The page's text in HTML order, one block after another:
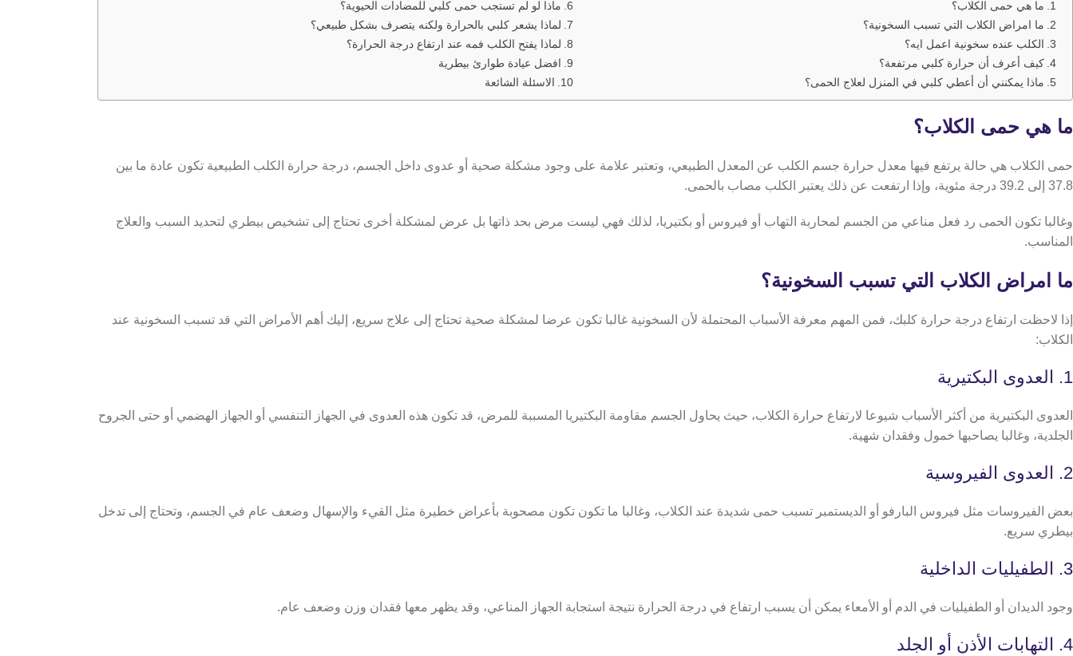
ما هي حمى الكلاب؟
ما امراض الكلاب التي تسبب السخونية؟
الكلب عنده سخونية اعمل ايه؟
كيف أعرف أن حرارة كلبي مرتفعة؟
ماذا يمكنني أن أعطي كلبي في المنزل لعلاج الحمى؟
ماذا لو لم تستجب حمى كلبي للمضادات الحيوية؟
لماذا يشعر كلبي بالحرارة ولكنه يتصرف بشكل طبيعي؟
لماذا يفتح الكلب فمه عند ارتفاع درجة الحرارة؟
افضل عيادة طوارئ بيطرية
الاسئلة الشائعة
ما هي حمى الكلاب؟
حمى الكلاب هي حالة يرتفع فيها معدل حرارة جسم الكلب عن المعدل الطبيعي، وتعتبر علامة على وجود مشكلة صحية أو عدوى داخل الجسم، درجة حرارة الكلب الطبيعية تكون عادة ما بين
37.8 إلى 39.2 درجة مئوية، وإذا ارتفعت عن ذلك يعتبر الكلب مصاب بالحمى.
وغالبا تكون الحمى رد فعل مناعي من الجسم لمحاربة التهاب أو فيروس أو بكتيريا، لذلك فهي ليست مرض بحد ذاتها بل عرض لمشكلة أخرى تحتاج إلى تشخيص بيطري لتحديد السبب والعلاج
المناسب.
ما امراض الكلاب التي تسبب السخونية؟
إذا لاحظت ارتفاع درجة حرارة كلبك، فمن المهم معرفة الأسباب المحتملة لأن السخونية غالبا تكون عرضا لمشكلة صحية تحتاج إلى علاج سريع، إليك أهم الأمراض التي قد تسبب السخونية عند
الكلاب:
1. العدوى البكتيرية
العدوى البكتيرية من أكثر الأسباب شيوعا لارتفاع حرارة الكلاب، حيث يحاول الجسم مقاومة البكتيريا المسببة للمرض، قد تكون هذه العدوى في الجهاز التنفسي أو الجهاز الهضمي أو حتى الجروح
الجلدية، وغالبا يصاحبها خمول وفقدان شهية.
2. العدوى الفيروسية
بعض الفيروسات مثل فيروس البارفو أو الديستمبر تسبب حمى شديدة عند الكلاب، وغالبا ما تكون تكون مصحوبة بأعراض خطيرة مثل القيء والإسهال وضعف عام في الجسم، وتحتاج إلى تدخل
بيطري سريع.
3. الطفيليات الداخلية
وجود الديدان أو الطفيليات في الدم أو الأمعاء يمكن أن يسبب ارتفاع في درجة الحرارة نتيجة استجابة الجهاز المناعي، وقد يظهر معها فقدان وزن وضعف عام.
4. التهابات الأذن أو الجلد